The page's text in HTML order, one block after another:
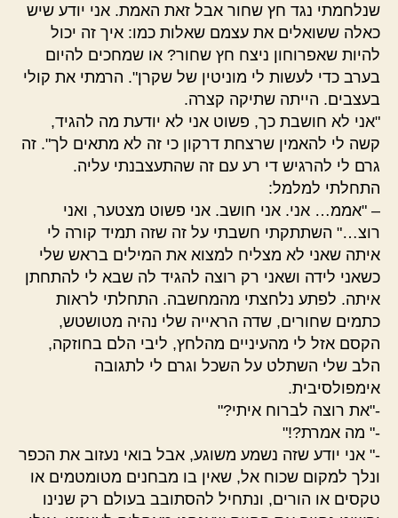
שנלחמתי נגד חץ שחור אבל זאת האמת. אני יודע שיש
כאלה ששואלים את עצמם שאלות כמו: איך זה יכול
להיות שאפרוחון ניצח חץ שחור? או שמחכים להיום
בערב כדי לעשות לי מוניטין של שקרן". הרמתי את קולי
בעצבים. הייתה שתיקה קצרה.
"אני לא חושבת כך, פשוט אני לא יודעת מה להגיד,
קשה לי להאמין שרצחת דרקון כי זה לא מתאים לך". זה
גרם לי להרגיש די רע עם זה שהתעצבנתי עליה.
התחלתי למלמל:
– "אממ… אני. אני חושב. אני פשוט מצטער, ואני
רוצ…" השתתקתי חשבתי על זה שזה תמיד קורה לי
איתה שאני לא מצליח למצוא את המילים בראש שלי
כשאני לידה ושאני רק רוצה להגיד לה שבא לי להתחתן
איתה. לפתע נלחצתי מהמחשבה. התחלתי לראות
כתמים שחורים, שדה הראייה שלי נהיה מטושטש,
הקסם אזל לי מהעיניים מהלחץ, ליבי הלם בחוזקה,
הלב שלי השתלט על השכל וגרם לי לתגובה
אימפולסיבית.
-"את רוצה לברוח איתי?"
-" מה אמרת?!"
-" אני יודע שזה נשמע משוגע, אבל בואי נעזוב את הכפר
ונלך למקום שכוח אל, שאין בו מבחנים מטומטמים או
טקסים או הורים, ונתחיל להסתובב בעולם רק שנינו